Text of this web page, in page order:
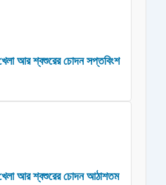
আর শ্বশুরের চোদন সপ্তবিংশ
আর শ্বশুরের চোদন আঠাশতম